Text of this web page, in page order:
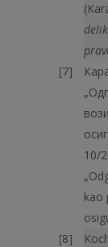
10/
kao